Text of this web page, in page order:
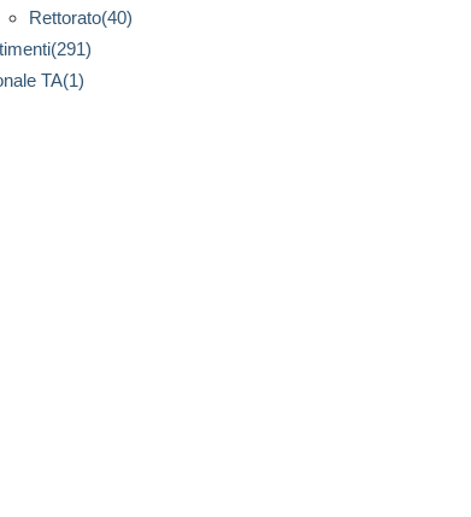
Rettorato(40)
TA(1)